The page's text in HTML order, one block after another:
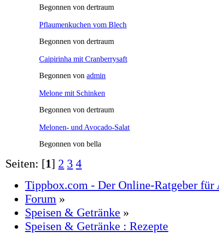
Begonnen von dertraum
Pflaumenkuchen vom Blech
Begonnen von dertraum
Caipirinha mit Cranberrysaft
Begonnen vonadmin
Melone mit Schinken
Begonnen von dertraum
Melonen- und Avocado-Salat
Begonnen von bella
Seiten: [1] 2 3 4
Tippbox.com - Der Online-Ratgeber für
Forum »
Speisen & Getränke »
Speisen & Getränke : Rezepte